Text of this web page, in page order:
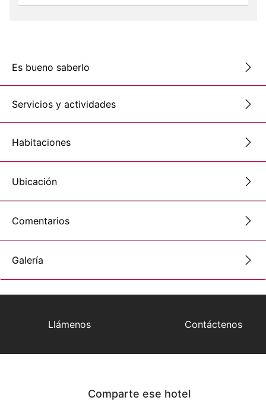
Es bueno saberlo
Servicios y actividades
Habitaciones
Ubicación
Comentarios
Galería
Llámenos Contáctenos
Comparte ese hotel